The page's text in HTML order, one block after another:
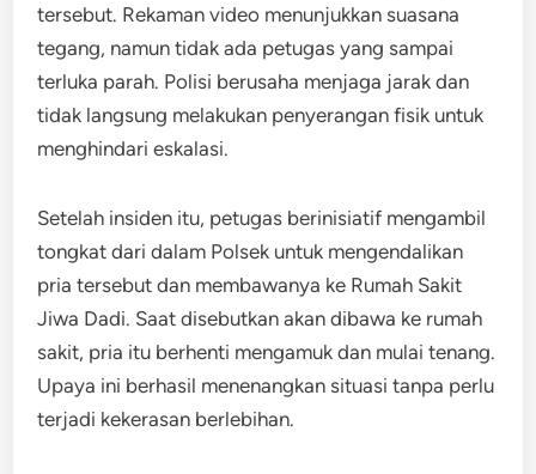
tersebut. Rekaman video menunjukkan suasana
tegang, namun tidak ada petugas yang sampai
terluka parah. Polisi berusaha menjaga jarak dan
tidak langsung melakukan penyerangan fisik untuk
menghindari eskalasi.
Setelah insiden itu, petugas berinisiatif mengambil
tongkat dari dalam Polsek untuk mengendalikan
pria tersebut dan membawanya ke Rumah Sakit
Jiwa Dadi. Saat disebutkan akan dibawa ke rumah
sakit, pria itu berhenti mengamuk dan mulai tenang.
Upaya ini berhasil menenangkan situasi tanpa perlu
terjadi kekerasan berlebihan.